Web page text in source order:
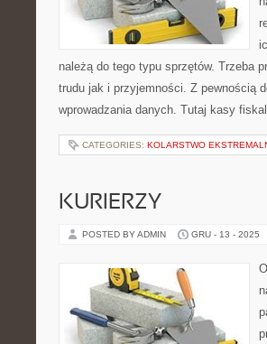
należą do tego typu sprzętów. Trzeba
trudu jak i przyjemności. Z pewnością
wprowadzania danych. Tutaj kasy
CATEGORIES: KOLARSTWO
KURIERZY
POSTED BY ADMIN GRU - 13 - 2025